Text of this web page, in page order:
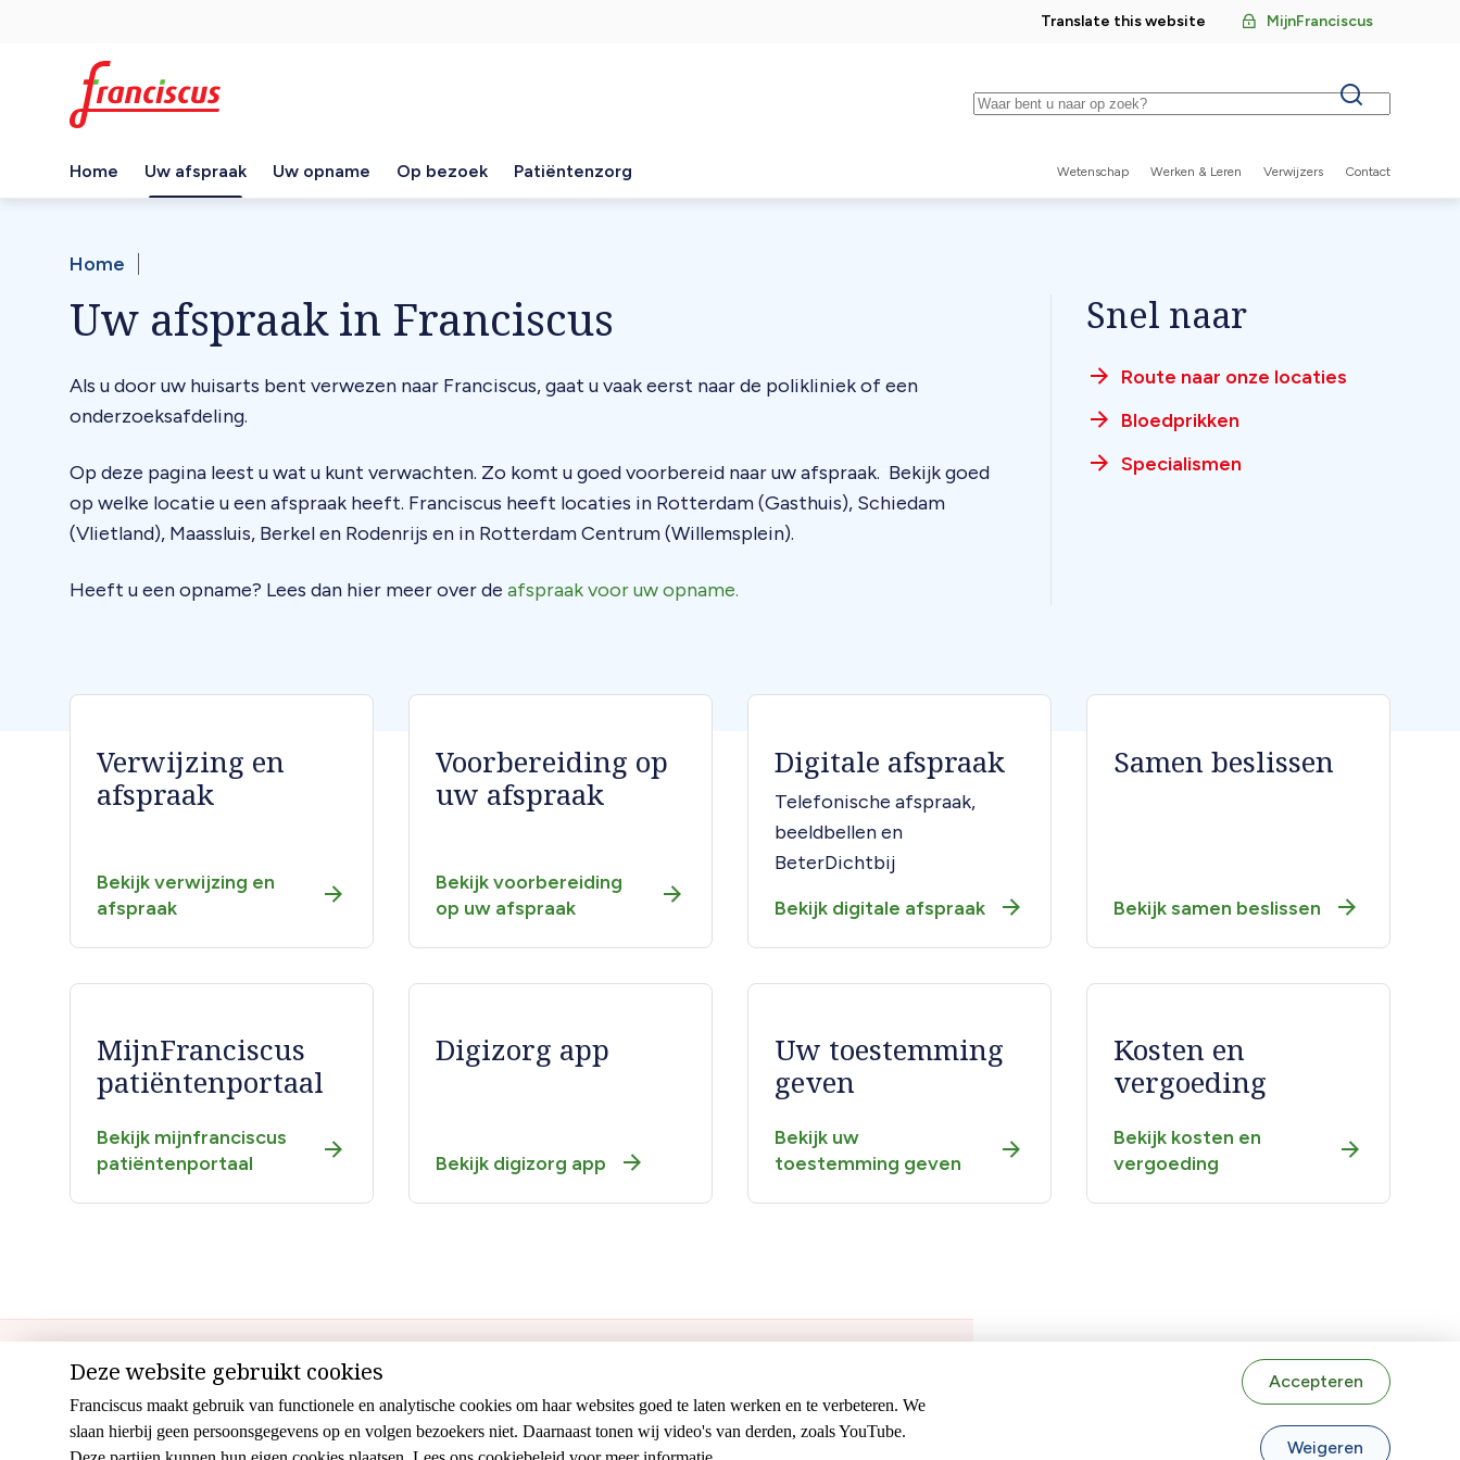
Hoofdnavigatie
Home Uw afspraak Uw opname Op bezoek Patiëntenzorg
navigation
Translate this website MijnFranciscus
Secundaire
Wetenschap Werken & Leren Verwijzers Contact
Keywords
Kruimelpad
Home
Uw afspraak in Franciscus
Als u door uw huisarts bent verwezen naar Franciscus, gaat u vaak eerst naar de polikliniek of een
onderzoeksafdeling.
Op deze pagina leest u wat u kunt verwachten. Zo komt u goed voorbereid naar uw afspraak. Bekijk goed
op welke locatie u een afspraak heeft. Franciscus heeft locaties in Rotterdam (Gasthuis), Schiedam
(Vlietland), Maassluis, Berkel en Rodenrijs en in Rotterdam Centrum (Willemsplein).
Heeft u een opname? Lees dan hier meer over de afspraak voor uw opname.
Snel naar
Route naar onze locaties
Bloedprikken
Specialismen
blokken
Verwijzing en
afspraak
Bekijk verwijzing en
afspraak
Voorbereiding op
uw afspraak
Bekijk voorbereiding
op uw afspraak
Digitale afspraak
Telefonische afspraak,
beeldbellen en
BeterDichtbij
Bekijk digitale afspraak
Samen beslissen
Bekijk samen beslissen
MijnFranciscus
patiëntenportaal
Bekijk mijnfranciscus
patiëntenportaal
Digizorg app
Bekijk digizorg app
Uw toestemming
geven
Bekijk uw
toestemming geven
Kosten en
vergoeding
Bekijk kosten en
vergoeding
Hoofdnavigatie
(footer)
Home Uw afspraak Uw opname
Disclaimer Cookies Cliëntenraad Colofon Sitemap Privacyverklaring
Terug naar boven
Deze website gebruikt cookies
Franciscus maakt gebruik van functionele en analytische cookies om haar websites goed te laten werken en te verbeteren. We
slaan hierbij geen persoonsgegevens op en volgen bezoekers niet. Daarnaast tonen wij video's van derden, zoals YouTube.
Accepteren
Weigeren